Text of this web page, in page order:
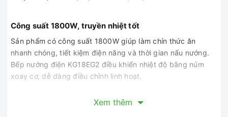
Công suất 1800W, truyền nhiệt tốt
Sản phẩm có công suất 1800W giúp làm chín thức ăn
nhanh chóng, tiết kiệm điện năng và thời gian nấu nướng.
Bếp nướng điện KG18EG2 điều khiển nhiệt độ bằng núm
xoay cơ, dễ dàng điều chỉnh linh hoạt.
Mặt bếp tháo rời, chống dính an toàn
Xem thêm